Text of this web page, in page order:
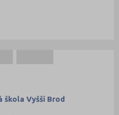
škola Vyšší Brod